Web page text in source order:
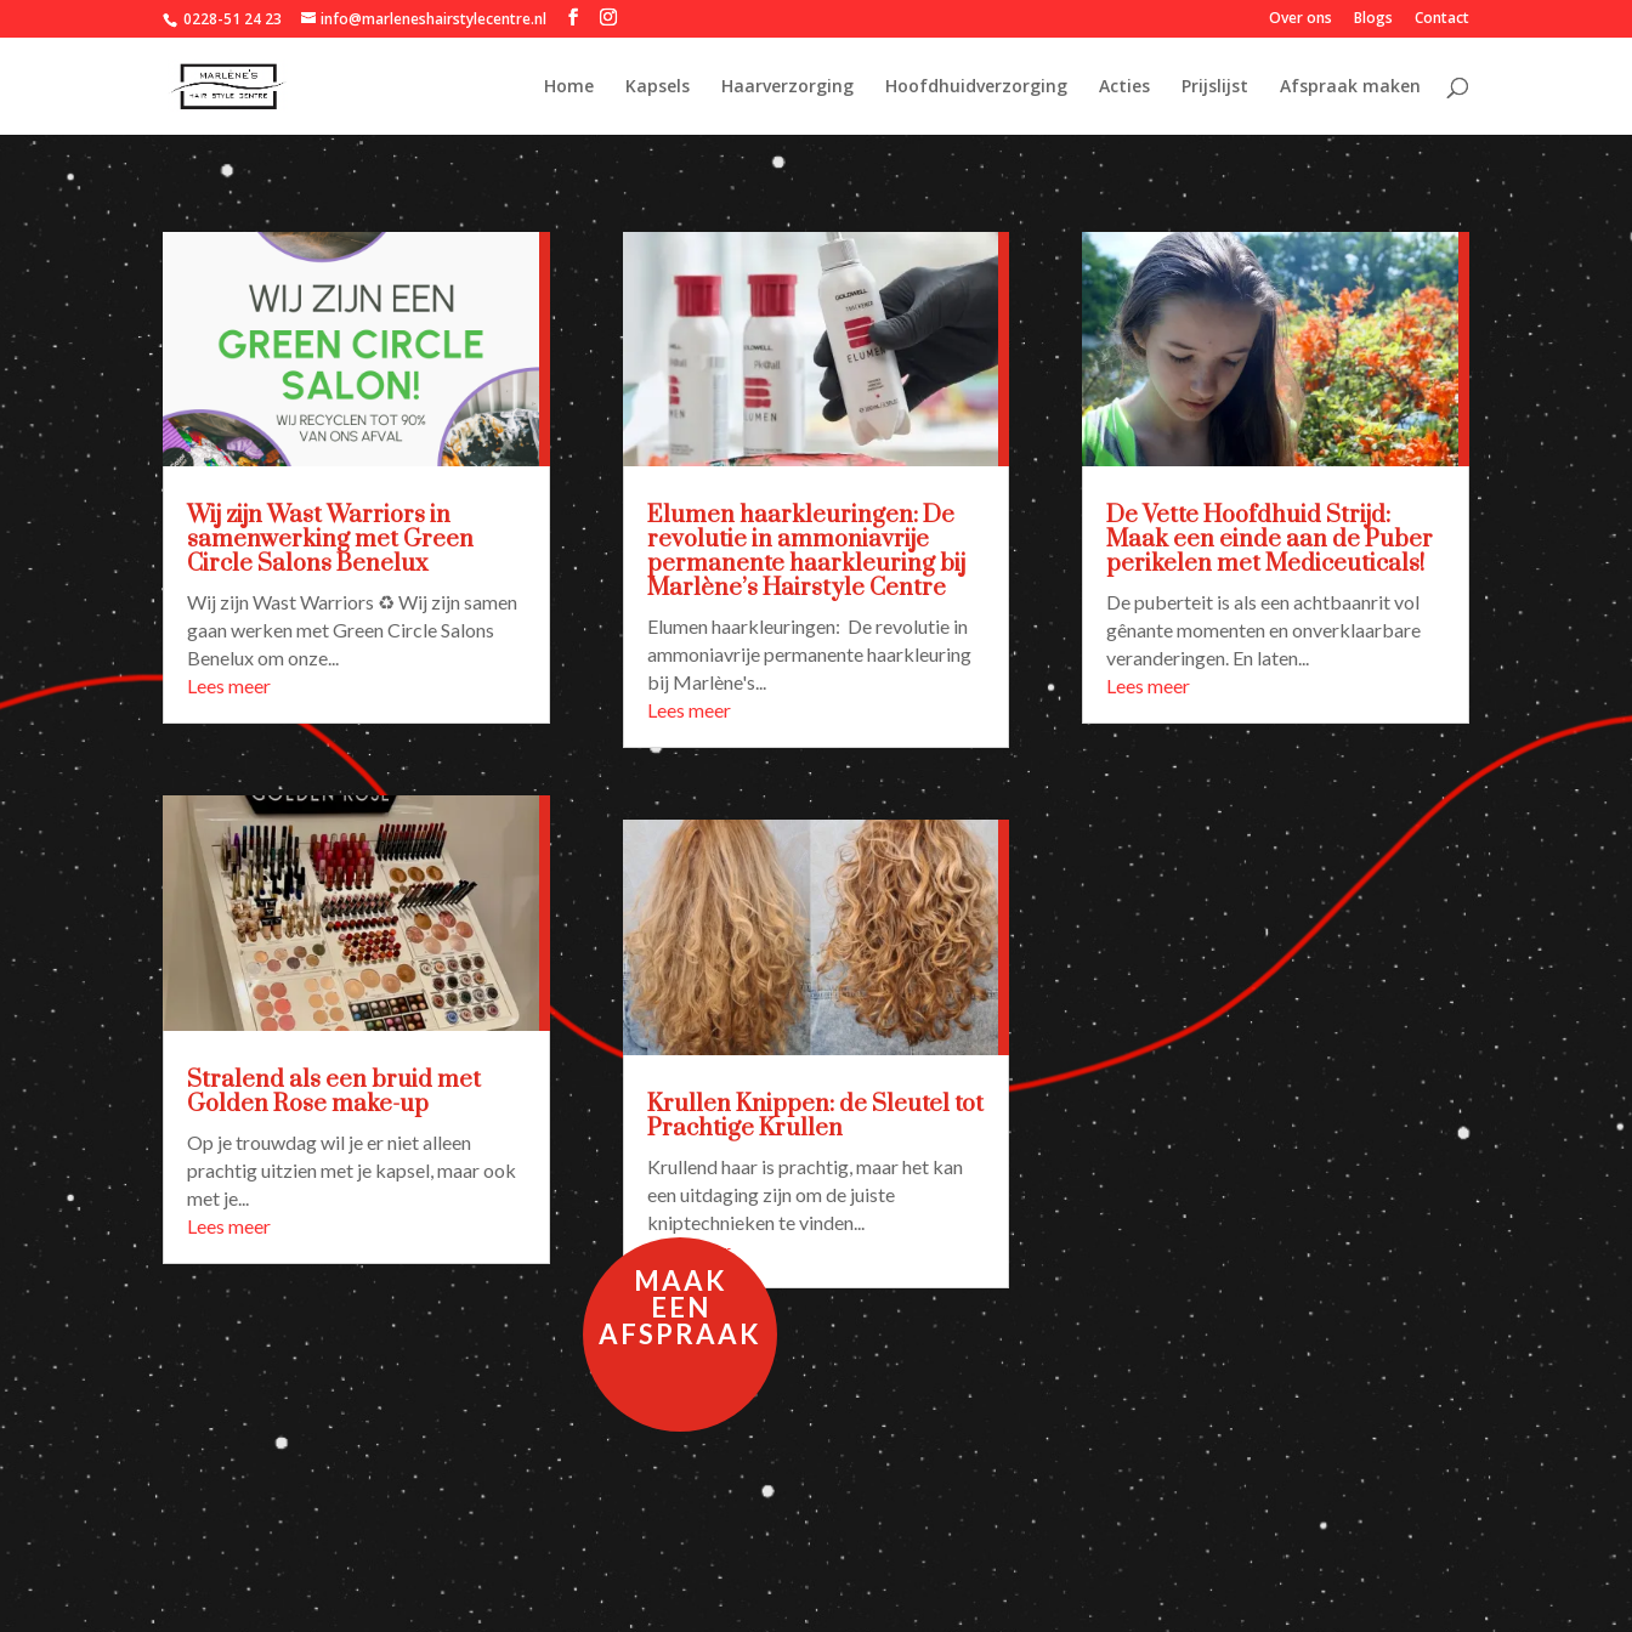
0228-51 24 23 info@marleneshairstylecentre.nl Over ons Blogs Contact
Home Kapsels Haarverzorging Hoofdhuidverzorging Acties Prijslijst Afspraak maken
Wij zijn Wast Warriors in
samenwerking met Green
Circle Salons Benelux
Wij zijn Wast Warriors ♻️ Wij zijn samen
gaan werken met Green Circle Salons
Benelux om onze...
Lees meer
Stralend als een bruid met
Golden Rose make-up
Op je trouwdag wil je er niet alleen
prachtig uitzien met je kapsel, maar ook
met je...
Lees meer
Elumen haarkleuringen: De
revolutie in ammoniavrije
permanente haarkleuring bij
Marlène’s Hairstyle Centre
Elumen haarkleuringen: De revolutie in
ammoniavrije permanente haarkleuring
bij Marlène's...
Lees meer
Krullen Knippen: de Sleutel tot
Prachtige Krullen
Krullend haar is prachtig, maar het kan
een uitdaging zijn om de juiste
kniptechnieken te vinden...
Lees meer
De Vette Hoofdhuid Strijd:
Maak een einde aan de Puber
perikelen met Mediceuticals!
De puberteit is als een achtbaanrit vol
gênante momenten en onverklaarbare
veranderingen. En laten...
Lees meer
MAAK
EEN
AFSPRAAK